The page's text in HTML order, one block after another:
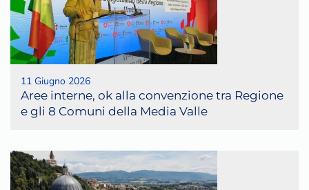
11 Giugno 2026
Aree interne, ok alla convenzione tra Regione
e gli 8 Comuni della Media Valle